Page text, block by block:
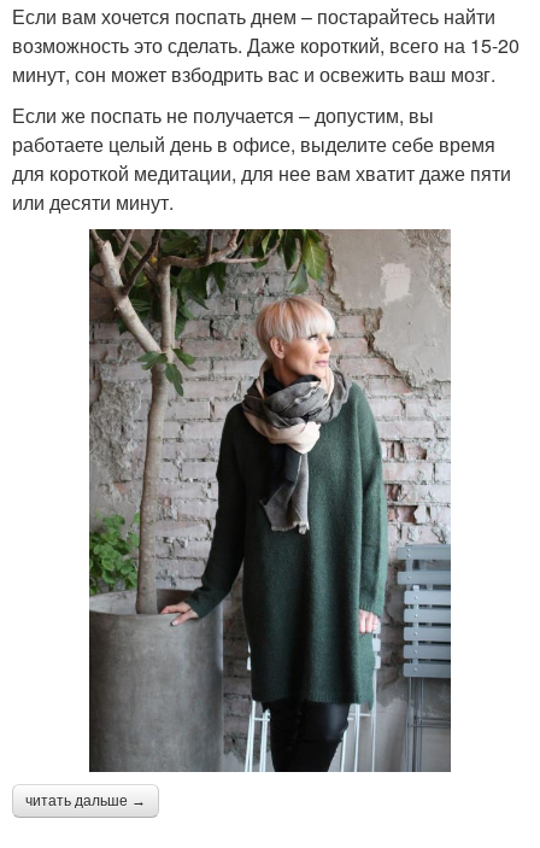
Если вам хочется поспать днем – постарайтесь найти
возможность это сделать. Даже короткий, всего на 15-20
минут, сон может взбодрить вас и освежить ваш мозг.
Если же поспать не получается – допустим, вы
работаете целый день в офисе, выделите себе время
для короткой медитации, для нее вам хватит даже пяти
или десяти минут.
читать дальше →